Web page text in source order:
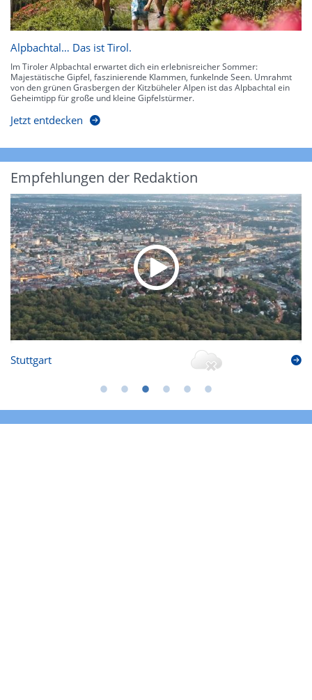
Alpbachtal… Das ist Tirol.
Im Tiroler Alpbachtal erwartet dich ein erlebnisreicher Sommer:
Majestätische Gipfel, faszinierende Klammen, funkelnde Seen. Umrahmt
von den grünen Grasbergen der Kitzbüheler Alpen ist das Alpbachtal ein
Geheimtipp für große und kleine Gipfelstürmer.
Jetzt entdecken
Empfehlungen der Redaktion
Stuttgart